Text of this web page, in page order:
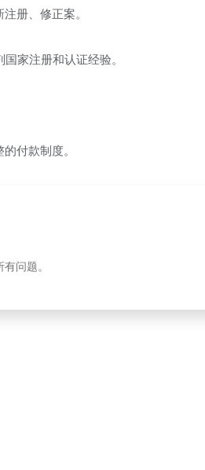
册、修正案。
家注册和认证经验。
的付款制度。
问题。